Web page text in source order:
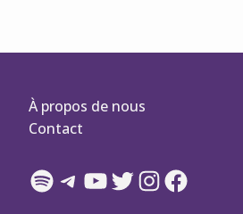
À propos de nous
Contact
Spotify
Telegram
YouTube
Twitter
Instagram
Facebook